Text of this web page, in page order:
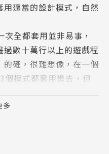
適當的設計模式，自然
全都套用並非易事，
數十萬行以上的遊戲程
確，很難想像，在一個
個模式都套用進去，但
戲開發的人，甚至本身
責過的知名遊戲不勝枚
多